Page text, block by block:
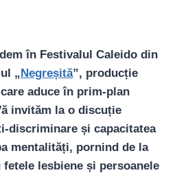
în Festivalul Caleido din
„Negreșită”, producție
aduce în prim-plan
invităm la o discuție
discriminare și capacitatea
mentalități, pornind de la
lesbiene și persoanele